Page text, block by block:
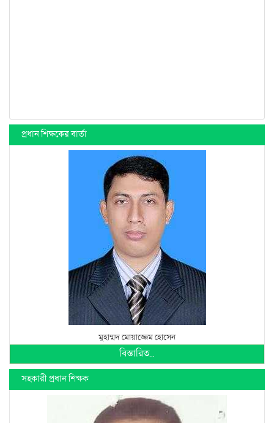
প্রধান শিক্ষকের বার্তা
মুহাম্মদ মোয়াজ্জেম হোসেন
বিস্তারিত...
সহকারী প্রধান শিক্ষক